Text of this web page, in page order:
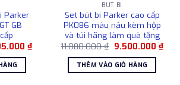
Parker
GB
₫.
₫Giá
hiện
6.805.000 ₫.
BÚT BI
Set bút bi Parker cao cấp
PK086 màu nâu kèm hộp
và túi hãng làm quà tặng
11.080.000₫ Giá
là:
11.080.000 ₫.
9.500.000 ₫Giá
hiện
THÊM VÀO GIỎ HÀNG